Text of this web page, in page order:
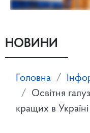
НОВИНИ
Головна
Освітня
кращих в Україні